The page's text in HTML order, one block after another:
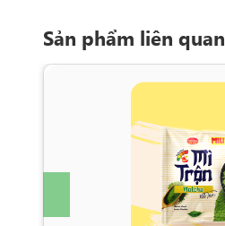
Sản phẩm liên quan